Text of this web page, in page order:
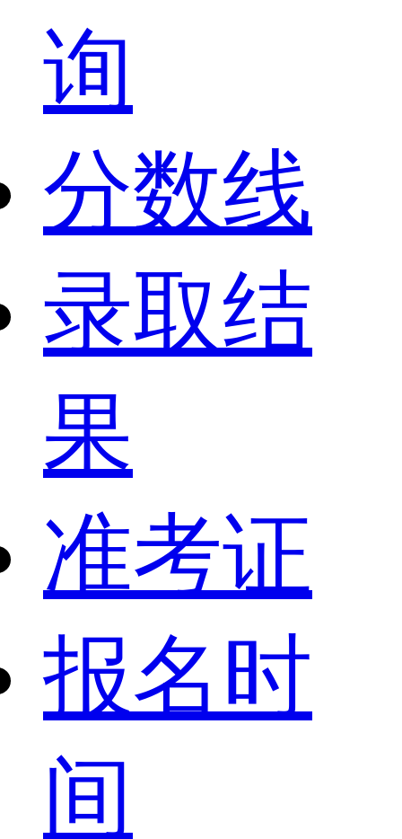
询
分数线
录取结
果
准考证
报名时
间